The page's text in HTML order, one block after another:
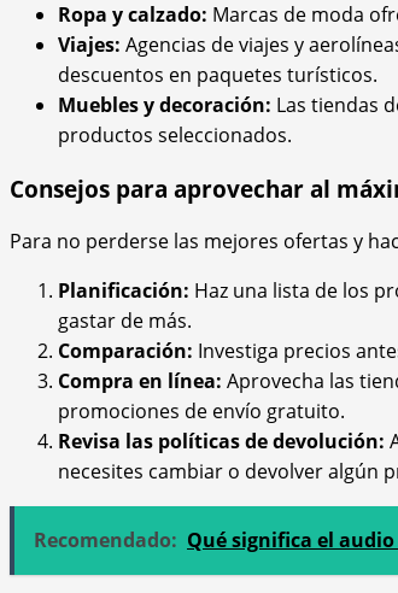
Ropa y calzado: Marcas de moda
Viajes: Agencias de viajes y
descuentos en paquetes turísticos.
Muebles y decoración: Las tiendas
productos seleccionados.
Consejos para aprovechar al
Para no perderse las mejores ofertas y
Planificación: Haz una lista de los
gastar de más.
Comparación: Investiga precios
Compra en línea: Aprovecha las
promociones de envío gratuito.
Revisa las políticas de devolución:
necesites cambiar o devolver algún
Recomendado: Qué significa el